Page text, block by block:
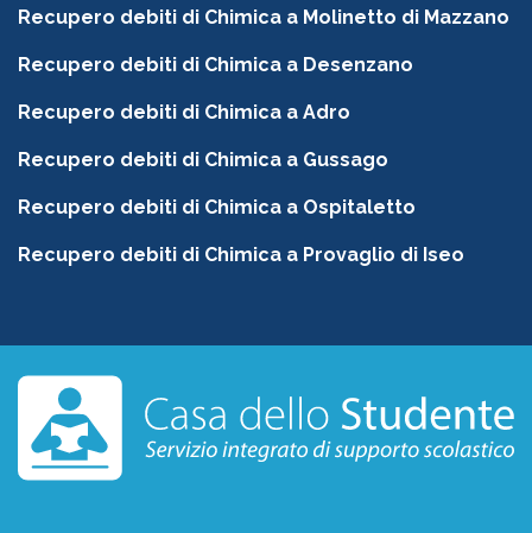
Recupero debiti di Chimica a Molinetto di Mazzano
Recupero debiti di Chimica a Desenzano
Recupero debiti di Chimica a Adro
Recupero debiti di Chimica a Gussago
Recupero debiti di Chimica a Ospitaletto
Recupero debiti di Chimica a Provaglio di Iseo